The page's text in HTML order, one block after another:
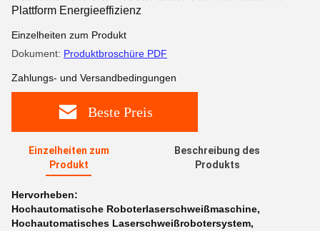
Plattform Energieeffizienz
Einzelheiten zum Produkt
Dokument: Produktbroschüre PDF
Zahlungs- und Versandbedingungen
Beste Preis
Einzelheiten zum
Produkt
Beschreibung des
Produkts
Hervorheben:
Hochautomatische Roboterlaserschweißmaschine,
Hochautomatisches Laserschweißrobotersystem,